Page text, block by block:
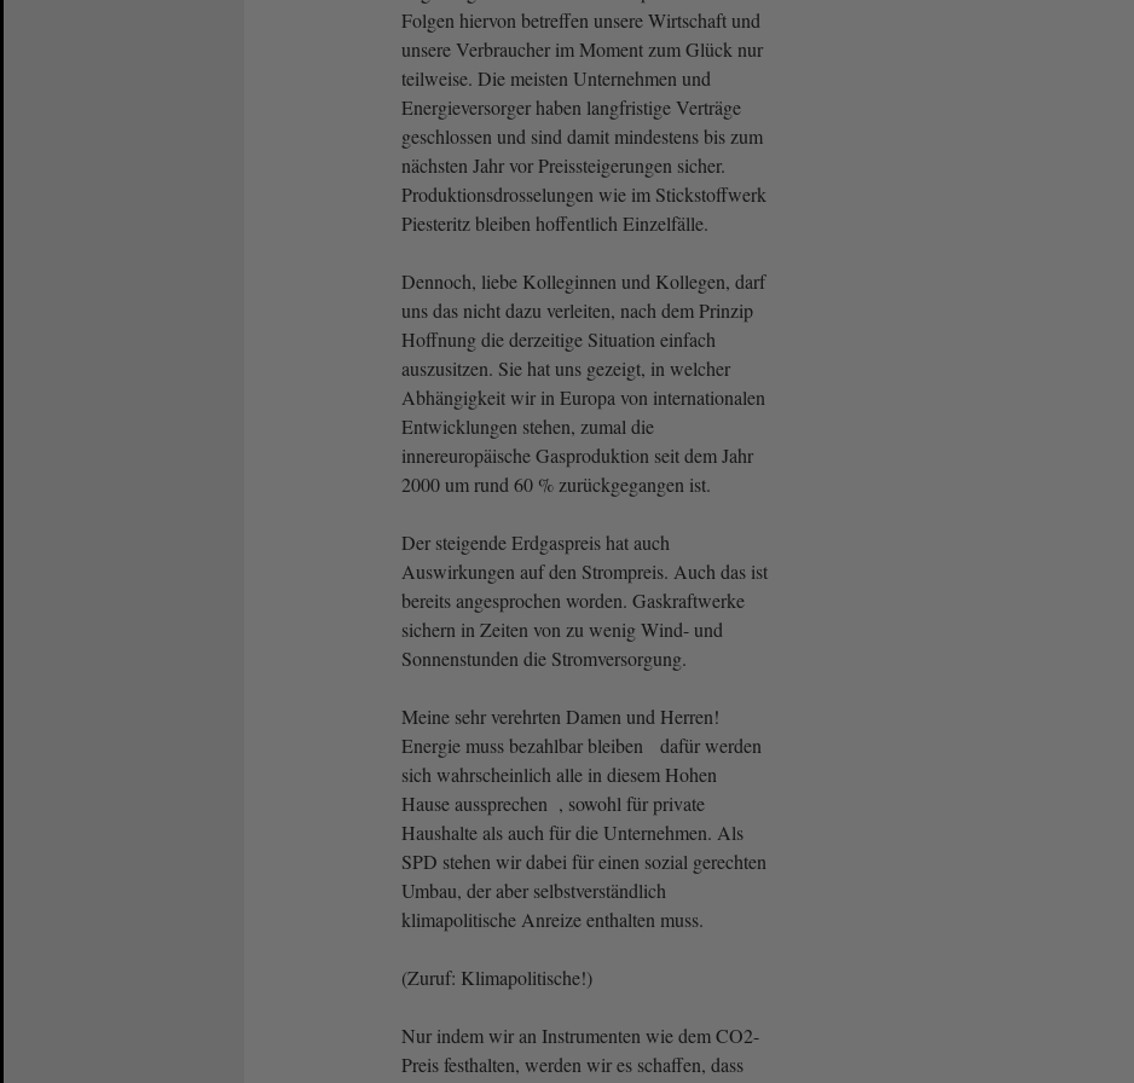
Folgen hiervon betreffen unsere Wirtschaft und
unsere Verbraucher im Moment zum Glück nur
teilweise. Die meisten Unternehmen und
Energieversorger haben langfristige Verträge
geschlossen und sind damit mindestens bis zum
nächsten Jahr vor Preissteigerungen sicher.
Produktionsdrosselungen wie im Stickstoffwerk
Piesteritz bleiben hoffentlich Einzelfälle.
Dennoch, liebe Kolleginnen und Kollegen, darf
uns das nicht dazu verleiten, nach dem Prinzip
Hoffnung die derzeitige Situation einfach
auszusitzen. Sie hat uns gezeigt, in welcher
Abhängigkeit wir in Europa von internationalen
Entwicklungen stehen, zumal die
innereuropäische Gasproduktion seit dem Jahr
2000 um rund 60 % zurückgegangen ist.
Der steigende Erdgaspreis hat auch
Auswirkungen auf den Strompreis. Auch das ist
bereits angesprochen worden. Gaskraftwerke
sichern in Zeiten von zu wenig Wind- und
Sonnenstunden die Stromversorgung.
Meine sehr verehrten Damen und Herren!
Energie muss bezahlbar bleiben dafür werden
sich wahrscheinlich alle in diesem Hohen
Hause aussprechen , sowohl für private
Haushalte als auch für die Unternehmen. Als
SPD stehen wir dabei für einen sozial gerechten
Umbau, der aber selbstverständlich
klimapolitische Anreize enthalten muss.
(Zuruf: Klimapolitische!)
Nur indem wir an Instrumenten wie dem CO2-
Preis festhalten, werden wir es schaffen, dass